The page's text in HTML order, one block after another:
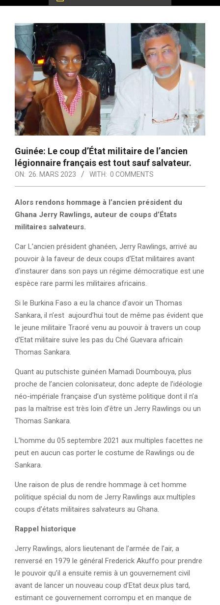
Guinée: Le coup d’État militaire de l’ancien
légionnaire français est tout sauf salvateur.
ON: 26. MARS 2023 WITH: 0 COMMENTS
Alors rendons hommage à l’ancien président du
Ghana Jerry Rawlings, auteur de coups d’États
militaires salvateurs.
Car L’ancien président ghanéen, Jerry Rawlings, arrivé au
pouvoir à la faveur de deux coups d’Etat militaires avant
d’instaurer dans son pays un régime démocratique est une
espèce rare parmi les militaires africains.
Si le Burkina Faso a eu la chance d’avoir un Thomas
Sankara, il n’est aujourd’hui tout de même pas évident que
le jeune militaire Traoré venu au pouvoir à travers un coup
d’Etat militaire suive les pas du Ché Guevara africain
Thomas Sankara.
Quant au putschiste guinéen Mamadi Doumbouya, plus
proche de l’ancien colonisateur, donc adepte de l’idéologie
néo-impériale française d’un système politique dont il n’a
pas la maîtrise est très loin d’être un Jerry Rawlings ou un
Thomas Sankara.
L’homme du 05 septembre 2021 aux multiples facettes ne
peut en aucun cas porter le costume de Rawlings ou de
Sankara.
Une raison de plus de rendre hommage à cet homme
politique spécial du nom de Jerry Rawlings aux multiples
coups d’états militaires salvateurs au Ghana.
Rappel historique
Jerry Rawlings, alors lieutenant de l’armée de l’air, a
renversé en 1979 le général Frederick Akuffo pour prendre
le pouvoir qu’il a ensuite remis à un gouvernement civil
avant de lancer un nouveau coup d’Etat deux plus tard,
estimant ce gouvernement corrompu et en manque de